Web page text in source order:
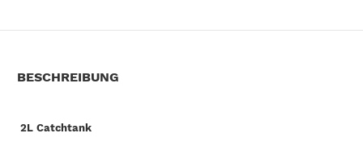
BESCHREIBUNG
2L Catchtank